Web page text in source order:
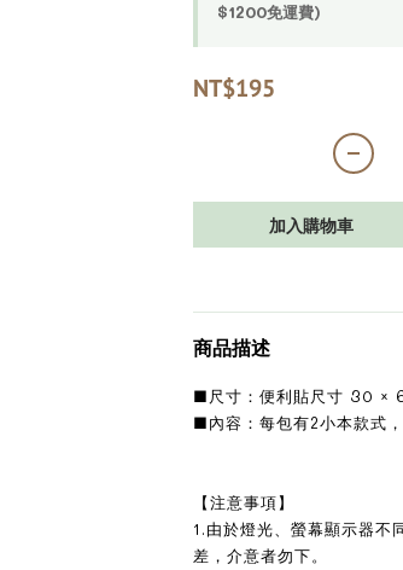
$1200免運費)
NT$195
加入購物車
商品描述
■尺寸：便利貼尺寸 30 ×
■內容：每包有2小本款式
【注意事項】
1.由於燈光、螢幕顯示器不
差，介意者勿下。